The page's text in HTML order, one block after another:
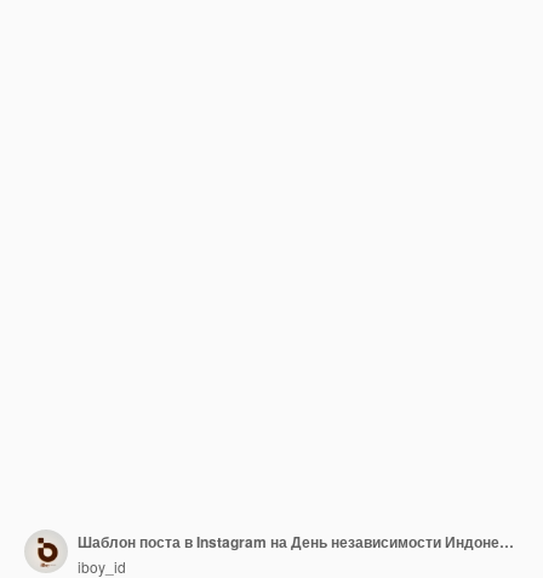
Шаблон поста в Instagram на День независимости Индонезии
iboy_id